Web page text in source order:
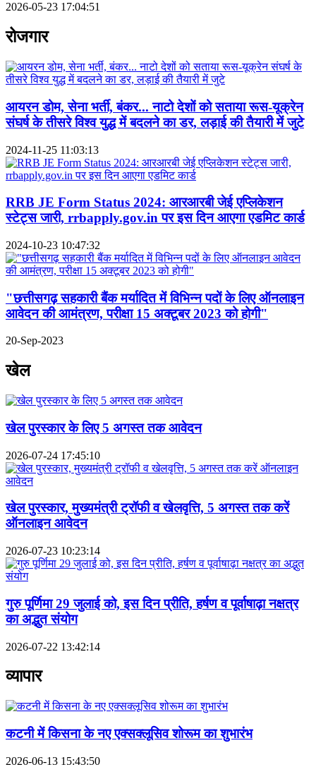
2026-05-23 17:04:51
रोजगार
आयरन डोम, सेना भर्ती, बंकर... नाटो देशों को सताया रूस-यूक्रेन
संघर्ष के तीसरे विश्व युद्ध में बदलने का डर, लड़ाई की तैयारी में जुटे
2024-11-25 11:03:13
RRB JE Form Status 2024: आरआरबी जेई एप्लिकेशन
स्टेट्स जारी, rrbapply.gov.in पर इस दिन आएगा एडमिट कार्ड
2024-10-23 10:47:32
"छत्तीसगढ़ सहकारी बैंक मर्यादित में विभिन्न पदों के लिए ऑनलाइन
आवेदन की आमंत्रण, परीक्षा 15 अक्टूबर 2023 को होगी"
20-Sep-2023
खेल
खेल पुरस्कार के लिए 5 अगस्त तक आवेदन
2026-07-24 17:45:10
खेल पुरस्कार, मुख्यमंत्री ट्रॉफी व खेलवृत्ति, 5 अगस्त तक करें
ऑनलाइन आवेदन
2026-07-23 10:23:14
गुरु पूर्णिमा 29 जुलाई को, इस दिन प्रीति, हर्षण व पूर्वाषाढ़ा नक्षत्र
का अद्भुत संयोग
2026-07-22 13:42:14
व्यापार
कटनी में किसना के नए एक्सक्लूसिव शोरूम का शुभारंभ
2026-06-13 15:43:50